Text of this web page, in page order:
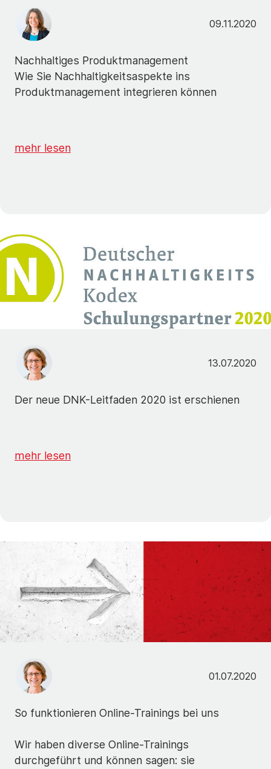
09.11.2020
Nachhaltiges Produktmanagement
Wie Sie Nachhaltigkeitsaspekte ins
Produktmanagement integrieren können
mehr lesen
13.07.2020
Der neue DNK-Leitfaden 2020 ist erschienen
mehr lesen
01.07.2020
So funktionieren Online-Trainings bei uns
Wir haben diverse Online-Trainings
durchgeführt und können sagen: sie